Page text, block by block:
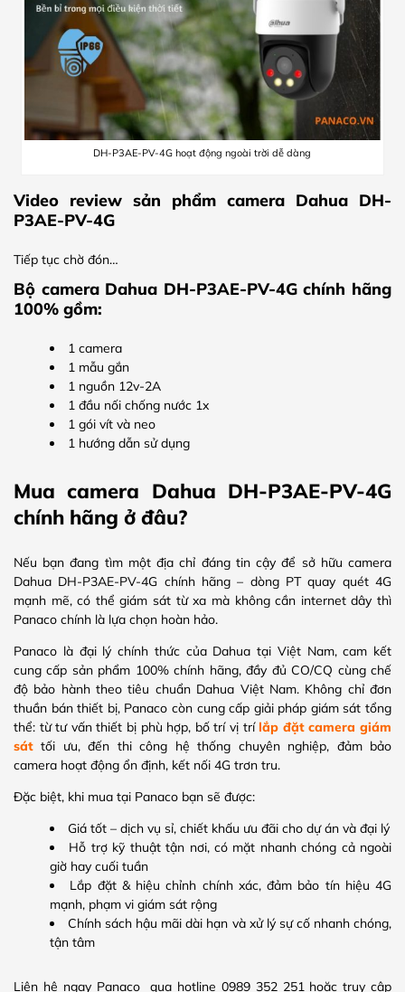
DH-P3AE-PV-4G hoạt động ngoài trời dễ dàng
Video review sản phẩm camera Dahua DH-
P3AE-PV-4G
Tiếp tục chờ đón…
Bộ camera Dahua DH-P3AE-PV-4G chính hãng
100% gồm:
1 camera
1 mẫu gắn
1 nguồn 12v-2A
1 đầu nối chống nước 1x
1 gói vít và neo
1 hướng dẫn sử dụng
Mua camera Dahua DH-P3AE-PV-4G
chính hãng ở đâu?
Nếu bạn đang tìm một địa chỉ đáng tin cậy để sở hữu camera
Dahua DH-P3AE-PV-4G chính hãng – dòng PT quay quét 4G
mạnh mẽ, có thể giám sát từ xa mà không cần internet dây thì
Panaco chính là lựa chọn hoàn hảo.
Panaco là đại lý chính thức của Dahua tại Việt Nam, cam kết
cung cấp sản phẩm 100% chính hãng, đầy đủ CO/CQ cùng chế
độ bảo hành theo tiêu chuẩn Dahua Việt Nam. Không chỉ đơn
thuần bán thiết bị, Panaco còn cung cấp giải pháp giám sát tổng
thể: từ tư vấn thiết bị phù hợp, bố trí vị trílắp đặt camera giám
sát tối ưu, đến thi công hệ thống chuyên nghiệp, đảm bảo
camera hoạt động ổn định, kết nối 4G trơn tru.
Đặc biệt, khi mua tại Panaco bạn sẽ được:
Giá tốt – dịch vụ sỉ, chiết khấu ưu đãi cho dự án và đại lý
Hỗ trợ kỹ thuật tận nơi, có mặt nhanh chóng cả ngoài
giờ hay cuối tuần
Lắp đặt & hiệu chỉnh chính xác, đảm bảo tín hiệu 4G
mạnh, phạm vi giám sát rộng
Chính sách hậu mãi dài hạn và xử lý sự cố nhanh chóng,
tận tâm
Liên hệ ngay Panaco qua hotline 0989 352 251 hoặc truy cập